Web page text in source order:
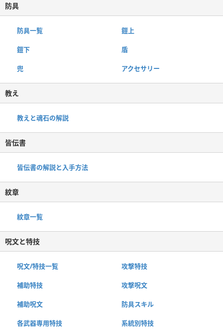
防具
防具一覧 鎧上
鎧下 盾
兜 アクセサリー
教え
教えと魂石の解説
皆伝書
皆伝書の解説と入手方法
紋章
紋章一覧
呪文と特技
呪文/特技一覧 攻撃特技
補助特技 攻撃呪文
補助呪文 防具スキル
各武器専用特技 系統別特技